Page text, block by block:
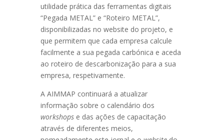
utilidade prática das ferramentas digitais
“Pegada METAL” e “Roteiro METAL”,
disponibilizadas no website do projeto, e
que permitem que cada empresa calcule
facilmente a sua pegada carbónica e aceda
ao roteiro de descarbonização para a sua
empresa, respetivamente.
A AIMMAP continuará a atualizar
informação sobre o calendário dos
workshopse das ações de capacitação
através de diferentes meios,